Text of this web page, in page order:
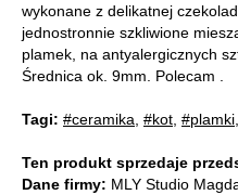
wykonane z delikatnej
jednostronnie szkliwione
plamek, na antyalergicznych
Średnica ok. 9mm. Polecam .
Tagi: #ceramika #kot #plamki
Ten produkt sprzedaje
Dane firmy: MLY Studio